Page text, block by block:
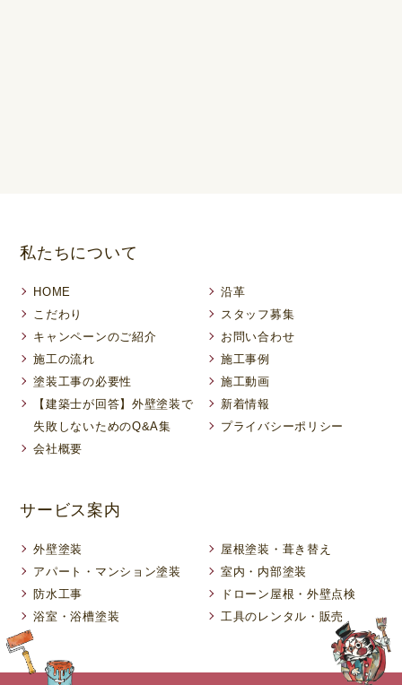
私たちについて
HOME
こだわり
キャンペーンのご紹介
施工の流れ
塗装工事の必要性
【建築士が回答】外壁塗装で
失敗しないためのQ&A集
会社概要
沿革
スタッフ募集
お問い合わせ
施工事例
施工動画
新着情報
プライバシーポリシー
サービス案内
外壁塗装
アパート・マンション塗装
防水工事
浴室・浴槽塗装
屋根塗装・葺き替え
室内・内部塗装
ドローン屋根・外壁点検
工具のレンタル・販売